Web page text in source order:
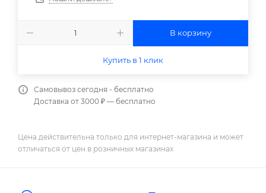
В корзину
Купить в 1 клик
Самовывоз сегодня - бесплатно
Доставка от 3000 ₽ — бесплатно
Цена действительна только для интернет-магазина и может
отличаться от цен в розничных магазинах